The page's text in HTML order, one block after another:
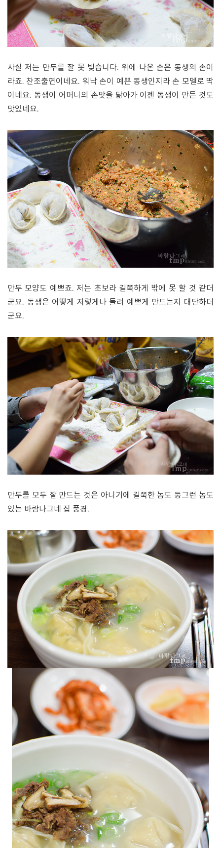
사실 저는 만두를 잘 못 빚습니다. 위에 나온 손은 동생의 손이
라죠. 찬조출연이네요. 워낙 손이 예쁜 동생인지라 손 모델로 딱
이네요. 동생이 어머니의 손맛을 닮아가 이젠 동생이 만든 것도
맛있네요.
만두 모양도 예쁘죠. 저는 초보라 길쭉하게 밖에 못 할 것 같더
군요. 동생은 어떻게 저렇게나 돌려 예쁘게 만드는지 대단하더
군요.
만두를 모두 잘 만드는 것은 아니기에 길쭉한 놈도 둥그런 놈도
있는 바람나그네 집 풍경.